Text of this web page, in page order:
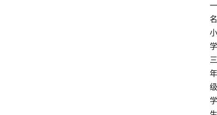
一
名
小
学
三
年
级
学